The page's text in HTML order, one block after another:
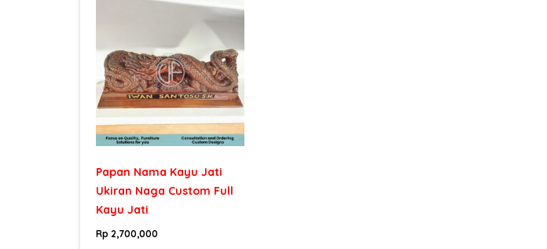
Papan Nama Kayu Jati
Ukiran Naga Custom Full
Kayu Jati
Rp 2,700,000